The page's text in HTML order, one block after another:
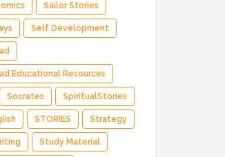
Sailor Stories
Self Development
Resources
Socrates SpiritualStories
STORIES Strategy
Study Material